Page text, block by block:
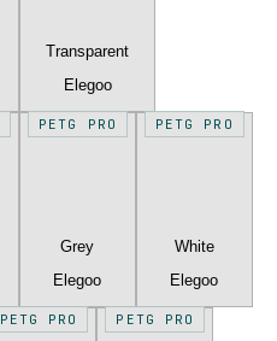
Transparent
Elegoo
PETG PRO
Grey
Elegoo
PETG PRO
White
Elegoo
PETG PRO PETG PRO